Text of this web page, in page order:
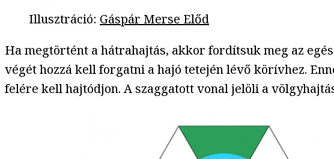
Illusztráció: Gáspár Merse Előd
Ha megtörtént a hátrahajtás, akkor fordítsuk meg az
végét hozzá kell forgatni a hajó tetején lévő körívhez.
felére kell hajtódjon. A szaggatott vonal jelöli a